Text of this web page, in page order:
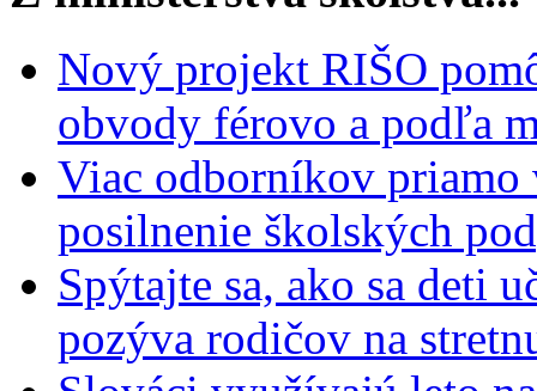
Nový projekt RIŠO
obvody férovo a podľa
Viac odborníkov priamo
posilnenie školských
Spýtajte sa, ako sa deti
pozýva rodičov na